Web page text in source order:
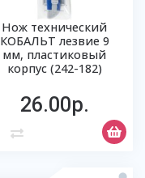
Нож технический
КОБАЛЬТ лезвие 9
мм, пластиковый
корпус (242-182)
26.00р.